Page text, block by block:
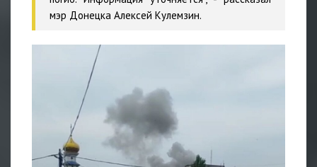
мэр Донецка Алексей Кулемзин.